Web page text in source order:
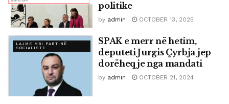
politike
by admin OCTOBER 13, 2025
LAJME MBI PARTINË
SOCIALISTE
SPAK e merr në hetim,
deputeti Jurgis Çyrbja jep
dorëheqje nga mandati
by admin OCTOBER 21, 2024